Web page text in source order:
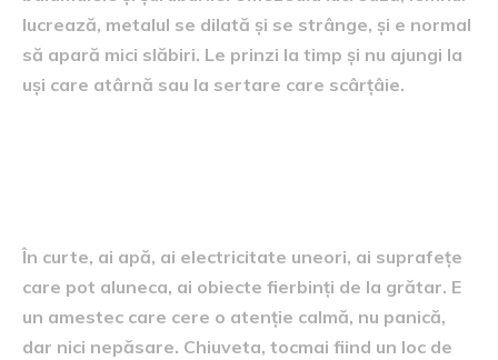
lucrează, metalul se dilată și se strânge, și e normal
să apară mici slăbiri. Le prinzi la timp și nu ajungi la
uși care atârnă sau la sertare care scârțâie.
În curte, ai apă, ai electricitate uneori, ai suprafețe
care pot aluneca, ai obiecte fierbinți de la grătar. E
un amestec care cere o atenție calmă, nu panică,
dar nici nepăsare. Chiuveta, tocmai fiind un loc de